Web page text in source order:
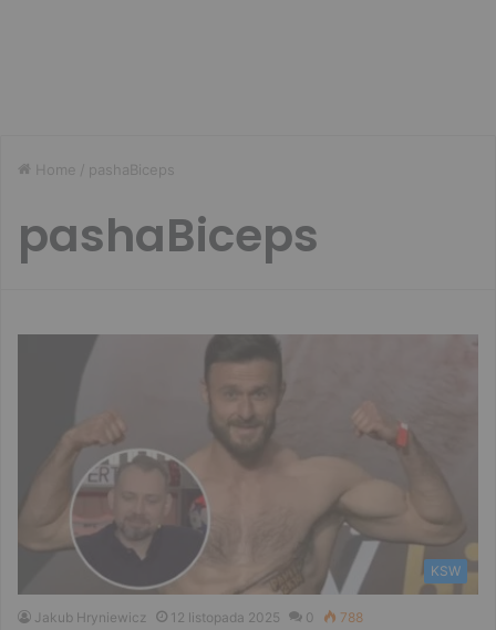
Home / pashaBiceps
pashaBiceps
KSW
Jakub Hryniewicz 12 listopada 2025 0 788